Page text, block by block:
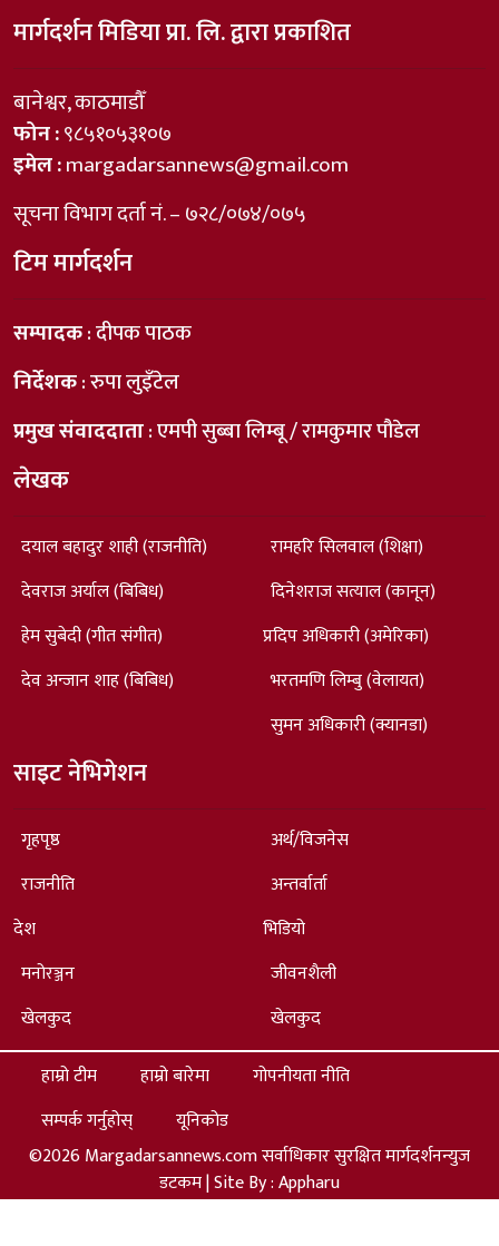
मार्गदर्शन मिडिया प्रा. लि. द्वारा प्रकाशित
बानेश्वर, काठमाडौँ
फोन :९८५१०५३१०७
इमेल :margadarsannews@gmail.com
सूचना विभाग दर्ता नं. – ७२८/०७४/०७५
टिम मार्गदर्शन
सम्पादक: दीपक पाठक
निर्देशक: रुपा लुइँटेल
प्रमुख संवाददाता: एमपी सुब्बा लिम्बू / रामकुमार पौडेल
लेखक
दयाल बहादुर शाही (राजनीति)
देवराज अर्याल (बिबिध)
हेम सुबेदी (गीत संगीत)
देव अन्जान शाह (बिबिध)
रामहरि सिलवाल (शिक्षा)
दिनेशराज सत्याल (कानून)
प्रदिप अधिकारी (अमेरिका)
भरतमणि लिम्बु (वेलायत)
सुमन अधिकारी (क्यानडा)
साइट नेभिगेशन
गृहपृष्ठ
राजनीति
देश
मनोरञ्जन
खेलकुद
अर्थ/विजनेस
अन्तर्वार्ता
भिडियो
जीवनशैली
खेलकुद
हाम्रो टीम
हाम्रो बारेमा
गोपनीयता नीति
सम्पर्क गर्नुहोस्
यूनिकोड
©2026 Margadarsannews.com सर्वाधिकार सुरक्षित मार्गदर्शनन्युज
डटकम | Site By :Appharu